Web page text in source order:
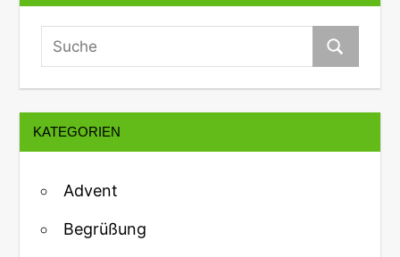
KATEGORIEN
Advent
Begrüßung